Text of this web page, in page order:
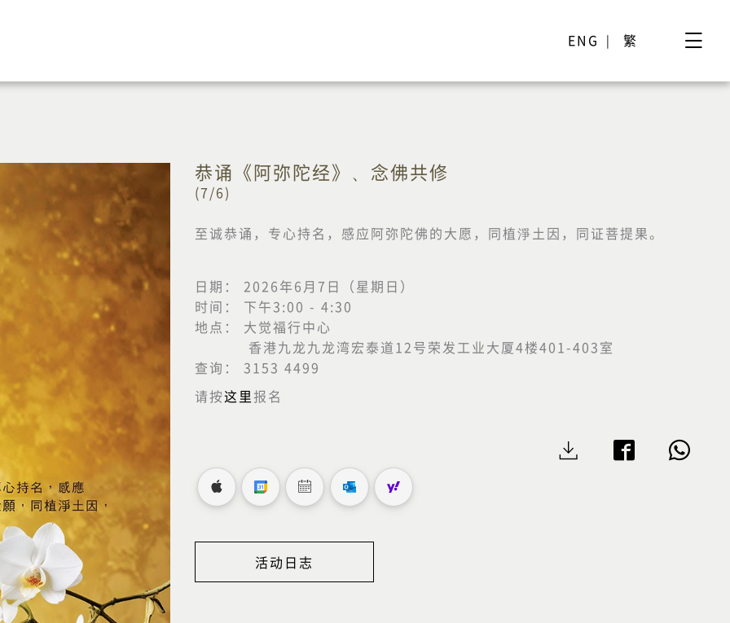
ENG 繁
恭诵《阿弥陀经》、念佛共修
(7/6)
至诚恭诵，专心持名，感应阿弥陀佛的大愿，同植淨土因，同证菩提果。
日期： 2026年6月7日（星期日）
时间： 下午3:00 - 4:30
地点： 大觉福行中心
香港九龙九龙湾宏泰道12号荣发工业大厦4楼401-403室
查询： 3153 4499
请按这里报名
活动日志